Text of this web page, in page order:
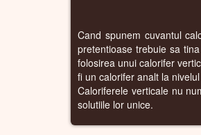
Cand spunem cuvantul
pretentioase trebuie sa
folosirea unui calorifer
fi un calorifer analt la
Caloriferele verticale nu
solutiile lor unice.